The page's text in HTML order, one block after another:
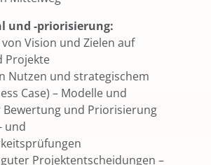
und -priorisierung:
Vision und Zielen auf
Projekte
Nutzen und strategischem
Case) – Modelle und
und Priorisierung
und
Projektentscheidungen –